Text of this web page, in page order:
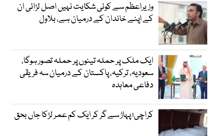
وزیراعظم سے کوئی شکایت نہیں اصل لڑائی ان
کے اپنے خاندان کے درمیان ہے، بلاول
ایک ملک پر حملہ تینوں پر حملہ تصور ہوگا،
سعودیہ، ترکیہ، پاکستان کے درمیان سہ فریقی
دفاعی معاہدہ
کراچی؛ پہاڑ سے گر کر ایک کم عمر لڑکا جاں بحق